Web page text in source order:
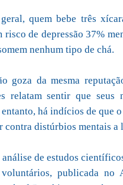
quem bebe três
risco de depressão 37%
nenhum tipo de chá.
goza da mesma
relatam sentir que seus
há indícios de que
contra distúrbios mentais a
análise de estudos
publicada no